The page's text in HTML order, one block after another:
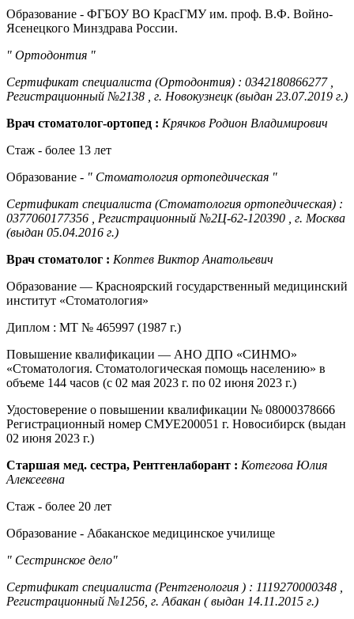
Образование - ФГБОУ ВО КрасГМУ им. проф. В.Ф. Войно-
Ясенецкого Минздрава России.
" Ортодонтия "
Сертификат специалиста (Ортодонтия) : 0342180866277 ,
Регистрационный №2138 , г. Новокузнецк (выдан 23.07.2019 г.)
Врач стоматолог-ортопед : Крячков Родион Владимирович
Стаж - более 13 лет
Образование - " Стоматология ортопедическая "
Сертификат специалиста (Стоматология ортопедическая) :
0377060177356 , Регистрационный №2Ц-62-120390 , г. Москва
(выдан 05.04.2016 г.)
Врач стоматолог : Коптев Виктор Анатольевич
Образование — Красноярский государственный медицинский
институт «Стоматология»
Диплом : МТ № 465997 (1987 г.)
Повышение квалификации — АНО ДПО «СИНМО»
«Стоматология. Стоматологическая помощь населению» в
объеме 144 часов (с 02 мая 2023 г. по 02 июня 2023 г.)
Удостоверение о повышении квалификации № 08000378666
Регистрационный номер СМУЕ200051 г. Новосибирск (выдан
02 июня 2023 г.)
Старшая мед. сестра, Рентгенлаборант : Котегова Юлия
Алексеевна
Стаж - более 20 лет
Образование - Абаканское медицинское училище
" Сестринское дело"
Сертификат специалиста (Рентгенология ) : 1119270000348 ,
Регистрационный №1256, г. Абакан ( выдан 14.11.2015 г.)